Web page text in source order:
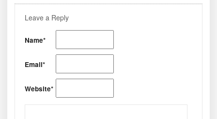
Leave a Reply
Name*
Email*
Website*